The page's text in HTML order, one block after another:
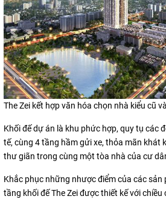
The Zei kết hợp văn hóa chọn nhà kiểu cũ
Khối đế dự án là khu phức hợp, quy tụ các
tế, cùng 4 tầng hầm gửi xe, thỏa mãn khát
thư giãn trong cùng một tòa nhà của cư
Khắc phục những nhược điểm của các sản
tầng khối đế The Zei được thiết kế với